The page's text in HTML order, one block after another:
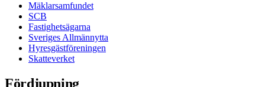
Mäklarsamfundet
SCB
Fastighetsägarna
Sveriges Allmännytta
Hyresgästföreningen
Skatteverket
Fördjupning